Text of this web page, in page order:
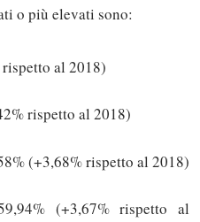
o più elevati sono:
al 2018)
rispetto al 2018)
(+3,68% rispetto al 2018)
(+3,67% rispetto al